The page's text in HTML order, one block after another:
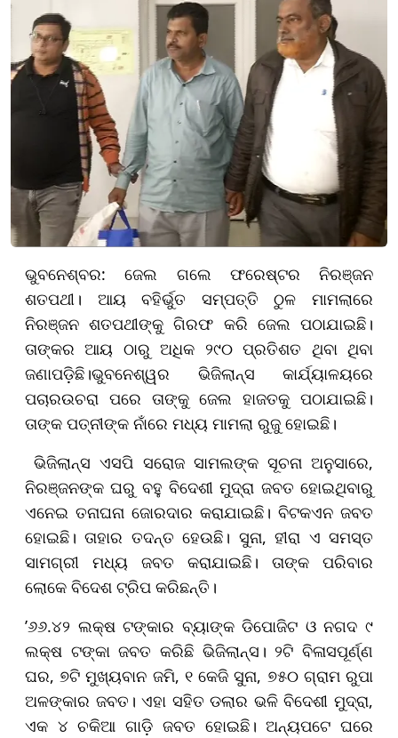
ଭୁବନେଶ୍ବର: ଜେଲ ଗଲେ ଫରେଷ୍ଟର ନିରଞ୍ଜନ
ଶତପଥୀ। ଆୟ ବହିର୍ଭୁତ ସମ୍ପତ୍ତି ଠୁଳ ମାମଲାରେ
ନିରଞ୍ଜନ ଶତପଥୀଙ୍କୁ ଗିରଫ କରି ଜେଲ ପଠାଯାଇଛି।
ତାଙ୍କର ଆୟ ଠାରୁ ଅଧିକ ୨୯୦ ପ୍ରତିଶତ ଥିବା ଥିବା
ଜଣାପଡ଼ିଛି।ଭୁବନେଶ୍ୱର ଭିଜିଲାନ୍ସ କାର୍ଯ୍ୟାଳୟରେ
ପଚାରଉଚରା ପରେ ତାଙ୍କୁ ଜେଲ ହାଜତକୁ ପଠାଯାଇଛି।
ତାଙ୍କ ପତ୍ନୀଙ୍କ ନାଁରେ ମଧ୍ୟ ମାମଲା ରୁଜୁ ହୋଇଛି।
ଭିଜିଲାନ୍ସ ଏସପି ସରୋଜ ସାମଲଙ୍କ ସୂଚନା ଅନୁସାରେ,
ନିରଞ୍ଜନଙ୍କ ଘରୁ ବହୁ ବିଦେଶୀ ମୁଦ୍ରା ଜବତ ହୋଇଥିବାରୁ
ଏନେଇ ତନାଘନା ଜୋରଦାର କରାଯାଇଛି। ବିଟକଏନ ଜବତ
ହୋଇଛି। ତାହାର ତଦନ୍ତ ହେଉଛି। ସୁନା, ହୀରା ଏ ସମସ୍ତ
ସାମଗ୍ରୀ ମଧ୍ୟ ଜବତ କରାଯାଇଛି। ତାଙ୍କ ପରିବାର
ଲୋକେ ବିଦେଶ ଟ୍ରିପ କରିଛନ୍ତି।
’୬୬.୪୨ ଲକ୍ଷ ଟଙ୍କାର ବ୍ୟାଙ୍କ ଡିପୋଜିଟ ଓ ନଗଦ ୯
ଲକ୍ଷ ଟଙ୍କା ଜବତ କରିଛି ଭିଜିଲାନ୍ସ। ୨ଟି ବିଳାସପୂର୍ଣ୍ଣ
ଘର, ୭ଟି ମୁଖ୍ୟବାନ ଜମି, ୧ କେଜି ସୁନା, ୭୫୦ ଗ୍ରାମ ରୁପା
ଅଳଙ୍କାର ଜବତ। ଏହା ସହିତ ଡଲାର ଭଳି ବିଦେଶୀ ମୁଦ୍ରା,
ଏକ ୪ ଚକିଆ ଗାଡ଼ି ଜବତ ହୋଇଛି। ଅନ୍ୟପଟେ ଘରେ